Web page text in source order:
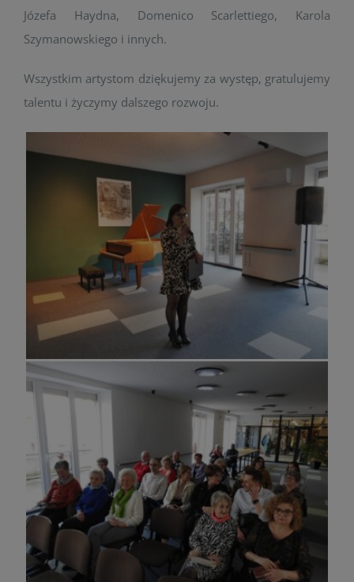
Józefa Haydna, Domenico Scarlettiego, Karola
Szymanowskiego i innych.
Wszystkim artystom dziękujemy za występ, gratulujemy
talentu i życzymy dalszego rozwoju.